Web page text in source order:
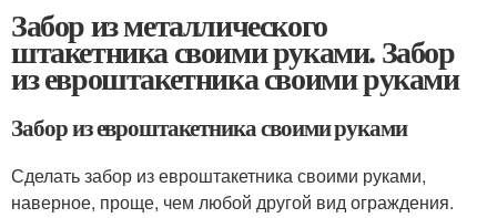
Забор из металлического
штакетника своими руками. Забор
из евроштакетника своими руками
Забор из евроштакетника своими руками
Сделать забор из евроштакетника своими руками,
наверное, проще, чем любой другой вид ограждения.